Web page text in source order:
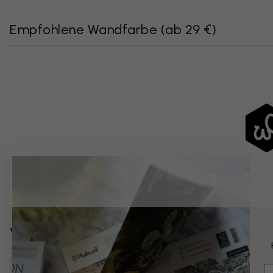
Empfohlene Wandfarbe (ab 29 €)
Verwandte Kategorien
Oberflächen & Texturen Wohnzimmer Kunst &